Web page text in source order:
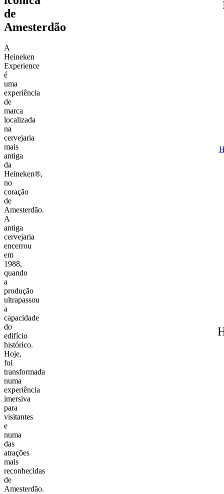
de
Amesterdão
A
Heineken
Experience
é
uma
experiência
de
marca
localizada
na
cervejaria
mais
antiga
da
Heineken®,
no
coração
de
Amesterdão.
A
antiga
cervejaria
encerrou
em
1988,
quando
a
produção
ultrapassou
a
capacidade
do
edifício
histórico.
Hoje,
foi
transformada
numa
experiência
imersiva
para
visitantes
e
numa
das
atrações
mais
reconhecidas
de
Amesterdão.